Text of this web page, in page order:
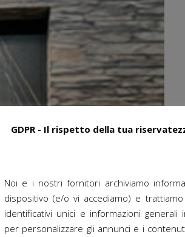
GDPR - Il rispetto della tua
Noi e i nostri fornitori archiviamo
dispositivo (e/o vi accediamo) e
identificativi unici e informazioni generali
per personalizzare gli annunci e i